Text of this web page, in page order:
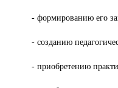
- формированию его
- созданию
- приобретению